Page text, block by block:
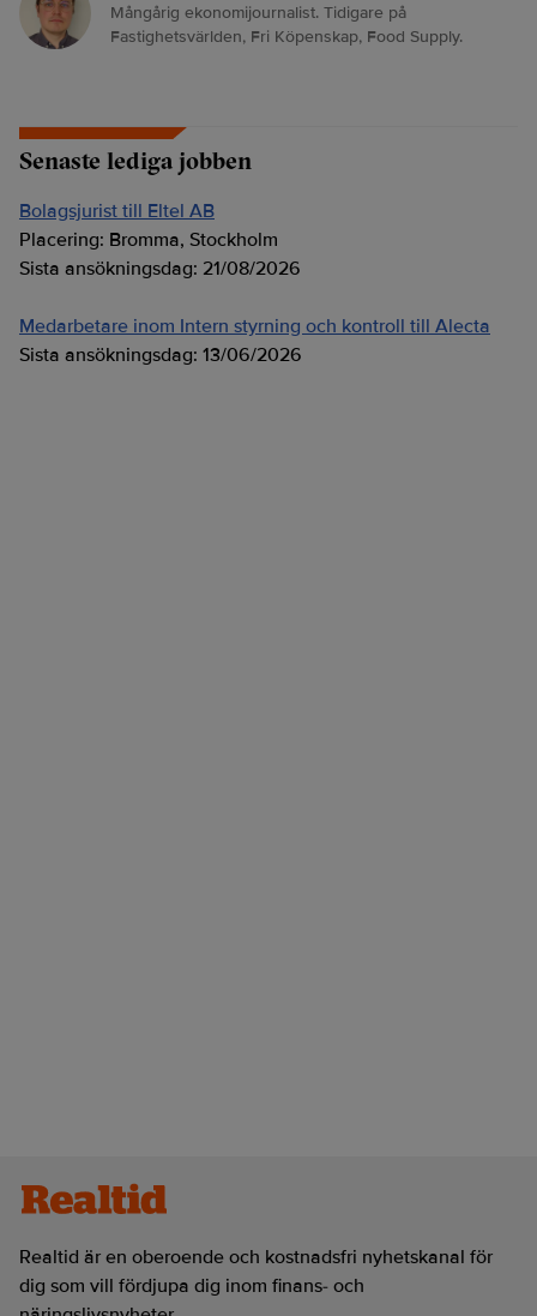
Mångårig ekonomijournalist. Tidigare på
Fastighetsvärlden, Fri Köpenskap, Food Supply.
Senaste lediga jobben
Bolagsjurist till Eltel AB
Placering: Bromma, Stockholm
Sista ansökningsdag: 21/08/2026
Medarbetare inom Intern styrning och kontroll till Alecta
Sista ansökningsdag: 13/06/2026
Realtid är en oberoende och kostnadsfri nyhetskanal för
dig som vill fördjupa dig inom finans- och